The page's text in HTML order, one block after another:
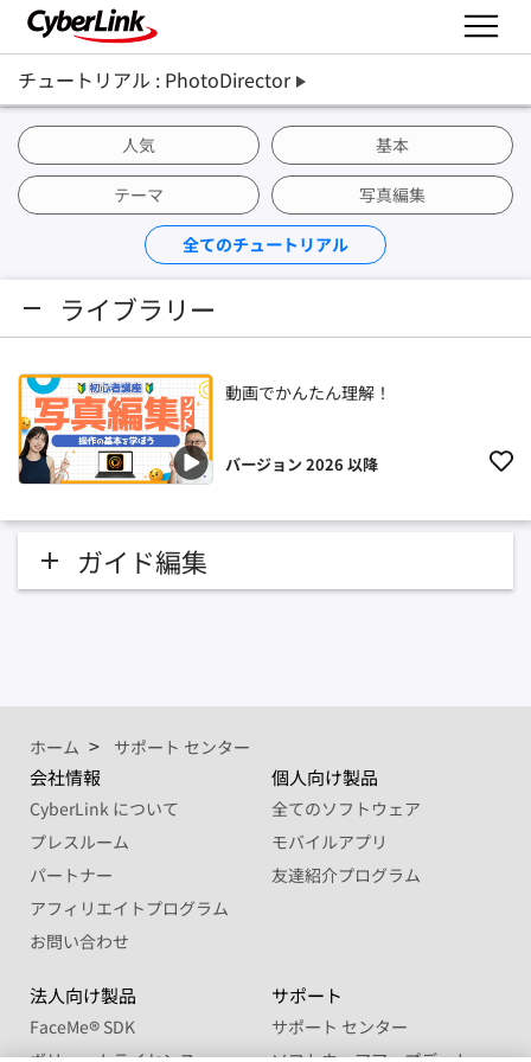
チュートリアル : PhotoDirector
人気 基本
テーマ 写真編集
全てのチュートリアル
ライブラリー
動画でかんたん理解！
バージョン 2026 以降
ガイド編集
ホーム サポート センター
会社情報
CyberLink について
プレスルーム
パートナー
アフィリエイトプログラム
お問い合わせ
個人向け製品
全てのソフトウェア
モバイルアプリ
友達紹介プログラム
法人向け製品
FaceMe® SDK
サポート
サポート センター